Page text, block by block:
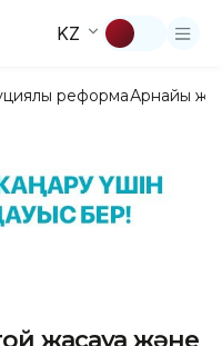
KZ
реформаАрнайы